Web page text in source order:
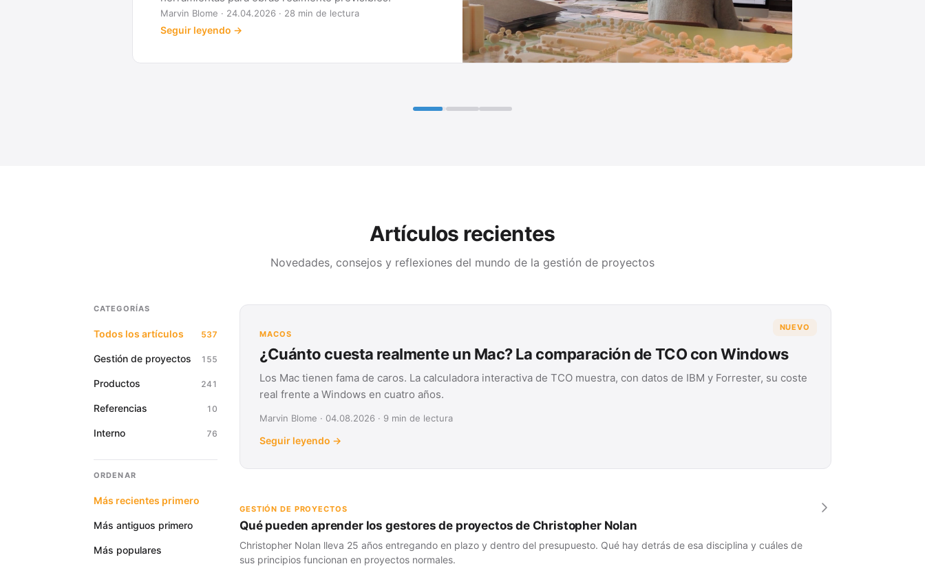
Artículos recientes
Novedades, consejos y reflexiones del mundo de la gestión de proyectos
CATEGORÍAS
Todos los artículos 537
Gestión de proyectos 155
Productos 241
Referencias 10
Interno 76
ORDENAR
Más recientes primero
Más antiguos primero
Más populares
NUEVO
MACOS
¿Cuánto cuesta realmente un Mac? La comparación de TCO con Windows
Los Mac tienen fama de caros. La calculadora interactiva de TCO muestra, con datos de IBM y Forrester, su coste
real frente a Windows en cuatro años.
Marvin Blome · 04.08.2026 · 9 min de lectura
Seguir leyendo →
GESTIÓN DE PROYECTOS
Qué pueden aprender los gestores de proyectos de Christopher Nolan
Christopher Nolan lleva 25 años entregando en plazo y dentro del presupuesto. Qué hay detrás de esa disciplina y cuáles de
sus principios funcionan en proyectos normales.